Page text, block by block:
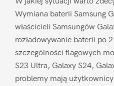
Wymiana baterii Samsung
właścicieli Samsungów
rozładowywanie baterii po
szczególności flagowych
S23 Ultra, Galaxy S24,
problemy mają